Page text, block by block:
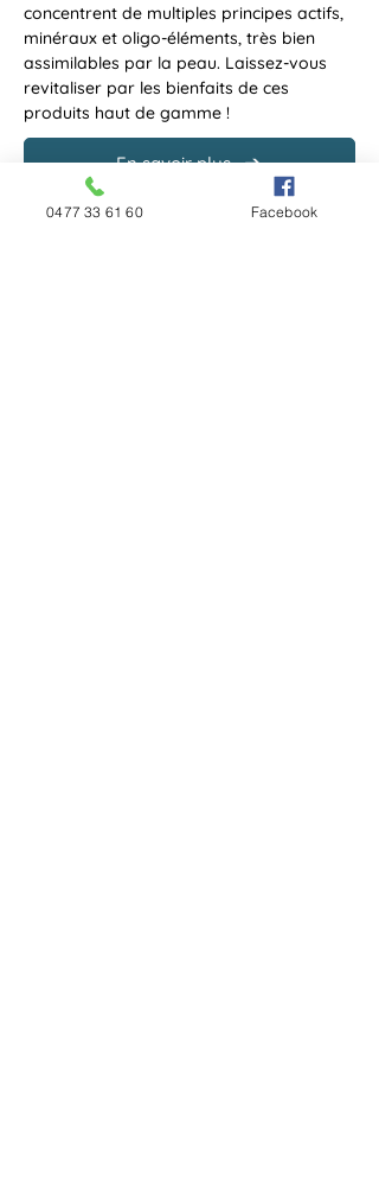
concentrent de multiples principes actifs,
minéraux et oligo-éléments, très bien
assimilables par la peau. Laissez-vous
revitaliser par les bienfaits de ces
produits haut de gamme !
En savoir plus
0477 33 61 60 Facebook